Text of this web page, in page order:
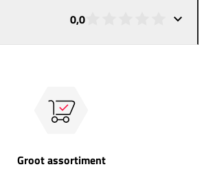
0,0
Groot assortiment